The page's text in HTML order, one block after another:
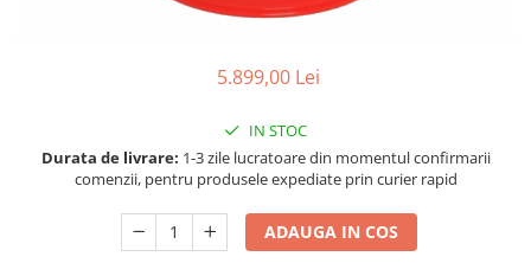
► Filtre auto
■ Accesorii filtre
5.899,00 Lei
IN STOC
Durata de livrare: 1-3 zile lucratoare din momentul confirmarii
comenzii, pentru produsele expediate prin curier rapid
ADAUGA IN COS